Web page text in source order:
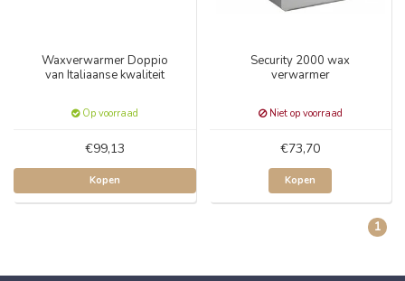
Waxverwarmer Doppio
van Italiaanse kwaliteit
Op voorraad
€99,13
Kopen
Security 2000 wax
verwarmer
Niet op voorraad
€73,70
Kopen
1